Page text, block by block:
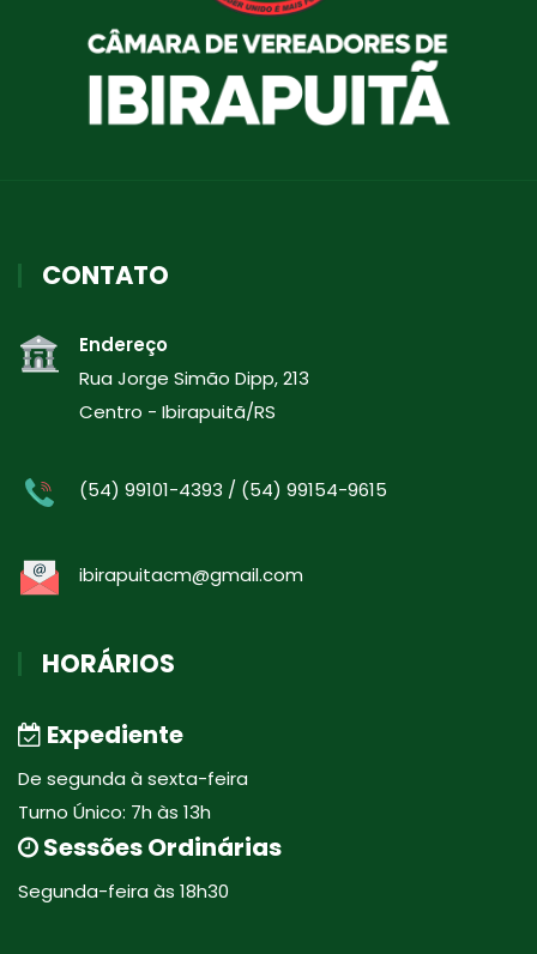
CONTATO
Endereço
Rua Jorge Simão Dipp, 213
Centro - Ibirapuitã/RS
(54) 99101-4393 / (54) 99154-9615
ibirapuitacm@gmail.com
HORÁRIOS
Expediente
De segunda à sexta-feira
Turno Único: 7h às 13h
Sessões Ordinárias
Segunda-feira às 18h30